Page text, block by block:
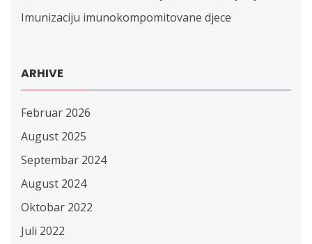
Imunizaciju imunokompomitovane djece
ARHIVE
Februar 2026
August 2025
Septembar 2024
August 2024
Oktobar 2022
Juli 2022